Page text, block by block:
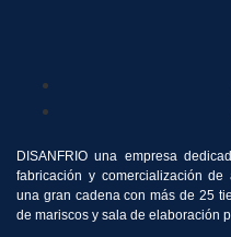
DISANFRIO una empresa
fabricación y comercialización
una gran cadena con más de 25
de mariscos y sala de elaboración